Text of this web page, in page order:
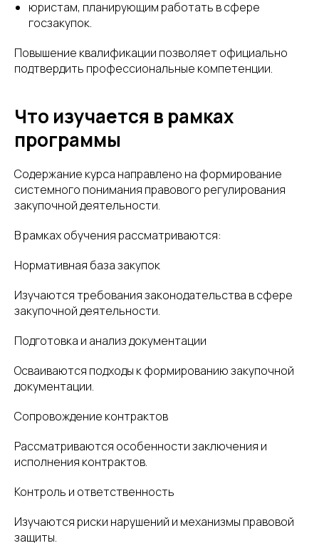
юристам, планирующим работать в сфере
госзакупок.
Повышение квалификации позволяет официально
подтвердить профессиональные компетенции.
Что изучается в рамках
программы
Содержание курса направлено на формирование
системного понимания правового регулирования
закупочной деятельности.
В рамках обучения рассматриваются:
Нормативная база закупок
Изучаются требования законодательства в сфере
закупочной деятельности.
Подготовка и анализ документации
Осваиваются подходы к формированию закупочной
документации.
Сопровождение контрактов
Рассматриваются особенности заключения и
исполнения контрактов.
Контроль и ответственность
Изучаются риски нарушений и механизмы правовой
защиты.